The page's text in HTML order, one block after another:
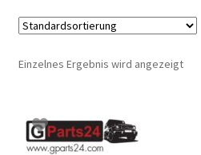
Einzelnes Ergebnis wird angezeigt